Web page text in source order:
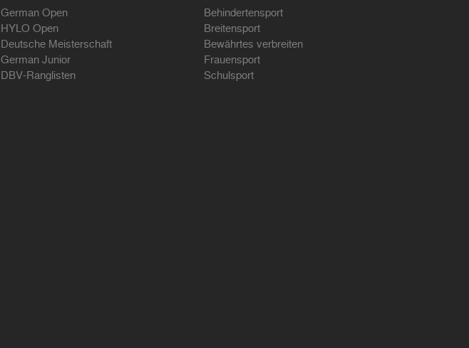
German Open
HYLO Open
Deutsche Meisterschaft
German Junior
DBV-Ranglisten
Behindertensport
Breitensport
Bewährtes verbreiten
Frauensport
Schulsport